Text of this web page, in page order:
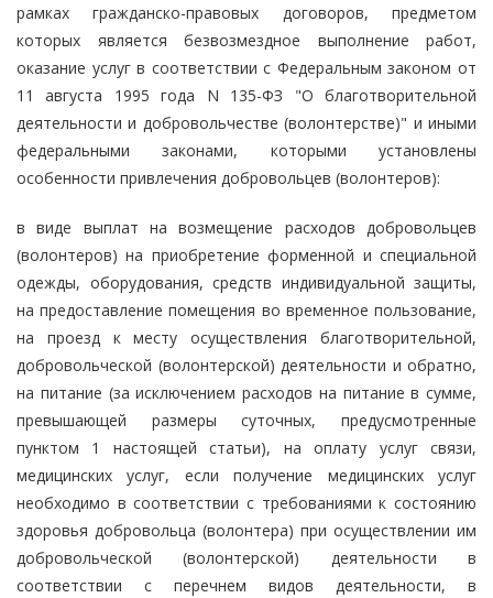
рамках гражданско-правовых договоров, предметом
которых является безвозмездное выполнение работ,
оказание услуг в соответствии с Федеральным законом от
11 августа 1995 года N 135-ФЗ "О благотворительной
деятельности и добровольчестве (волонтерстве)" и иными
федеральными законами, которыми установлены
особенности привлечения добровольцев (волонтеров):
в виде выплат на возмещение расходов добровольцев
(волонтеров) на приобретение форменной и специальной
одежды, оборудования, средств индивидуальной защиты,
на предоставление помещения во временное пользование,
на проезд к месту осуществления благотворительной,
добровольческой (волонтерской) деятельности и обратно,
на питание (за исключением расходов на питание в сумме,
превышающей размеры суточных, предусмотренные
пунктом 1 настоящей статьи), на оплату услуг связи,
медицинских услуг, если получение медицинских услуг
необходимо в соответствии с требованиями к состоянию
здоровья добровольца (волонтера) при осуществлении им
добровольческой (волонтерской) деятельности в
соответствии с перечнем видов деятельности, в